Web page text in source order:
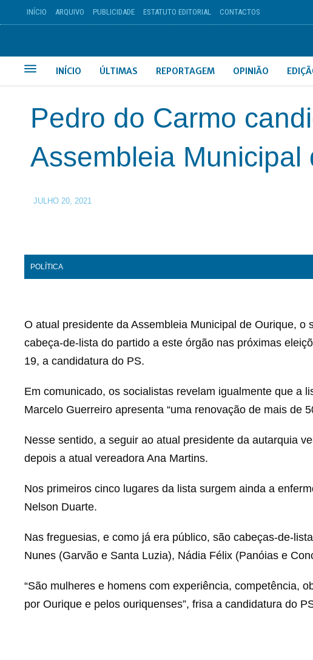
INÍCIO ARQUIVO PUBLICIDADE ESTATUTO EDITORIAL CONTACTOS
INÍCIO ÚLTIMAS REPORTAGEM OPINIÃO
Pedro do Carmo
Assembleia Municipal
JULHO 20, 2021
POLÍTICA
O atual presidente da Assembleia Municipal de Ourique,
cabeça-de-lista do partido a este órgão nas próximas
19, a candidatura do PS.
Em comunicado, os socialistas revelam igualmente que a
Marcelo Guerreiro apresenta “uma renovação de mais de
Nesse sentido, a seguir ao atual presidente da autarquia
depois a atual vereadora Ana Martins.
Nos primeiros cinco lugares da lista surgem ainda a
Nelson Duarte.
Nas freguesias, e como já era público, são cabeças-de-
Nunes (Garvão e Santa Luzia), Nádia Félix (Panóias e
“São mulheres e homens com experiência, competência,
por Ourique e pelos ouriquenses”, frisa a candidatura do